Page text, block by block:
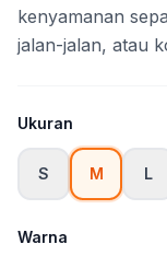
kenyamanan
jalan-jalan, atau
Ukuran
S M L
Warna